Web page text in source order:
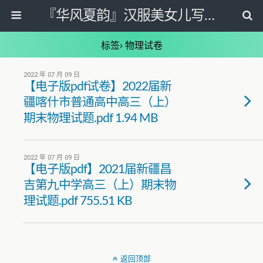
『华风夏韵』汉服美女儿写真图片网
标签› 物理试卷
2022 年 07 月 09 日
【电子版pdf试卷】2022届新
疆喀什市普通高中高三（上）
期末物理试题.pdf 1.94 MB
2022 年 07 月 09 日
【电子版pdf】2021届新疆昌
吉第九中学高三（上）期末物
理试题.pdf 755.51 KB
返回顶部